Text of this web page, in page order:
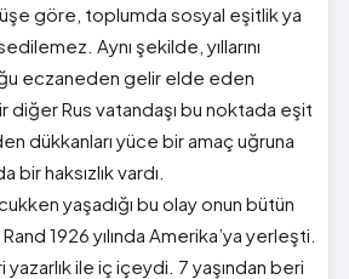
göre, toplumda sosyal eşitlik ya
Aynı şekilde, yıllarını
eczaneden gelir elde eden
diğer Rus vatandaşı bu noktada eşit
dükkanları yüce bir amaç uğruna
haksızlık vardı.
yaşadığı bu olay onun bütün
1926 yılında Amerika’ya yerleşti.
ile iç içeydi. 7 yaşından beri